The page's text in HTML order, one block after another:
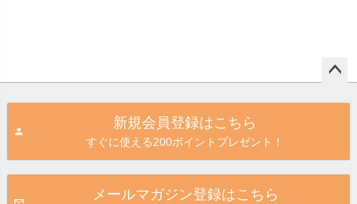
新規会員登録はこちら
すぐに使える200ポイントプレゼント！
メールマガジン登録はこちら